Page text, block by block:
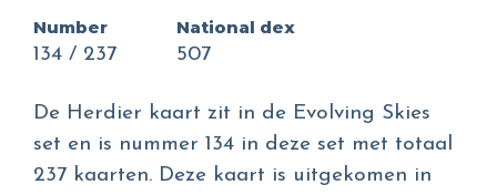
Number
134 / 237
National dex
507
De Herdier kaart zit in de Evolving Skies
set en is nummer 134 in deze set met totaal
237 kaarten. Deze kaart is uitgekomen in